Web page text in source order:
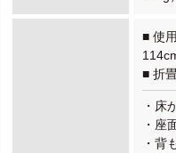
■ 使
■ 折
・床
・座
・背